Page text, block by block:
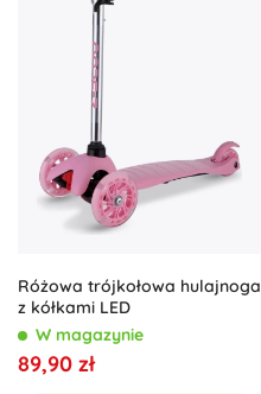
Różowa trójkołowa hulajnoga
z kółkami LED
W magazynie
89,90 zł